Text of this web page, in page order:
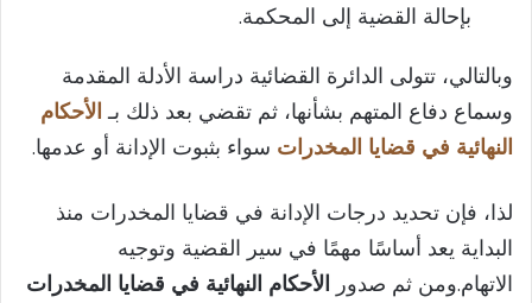
بإحالة القضية إلى المحكمة.
وبالتالي، تتولى الدائرة القضائية دراسة الأدلة المقدمة
وسماع دفاع المتهم بشأنها، ثم تقضي بعد ذلك بـ الأحكام
النهائية في قضايا المخدرات سواء بثبوت الإدانة أو عدمها.
لذا، فإن تحديد درجات الإدانة في قضايا المخدرات منذ
البداية يعد أساسًا مهمًا في سير القضية وتوجيه
الاتهام.ومن ثم صدور الأحكام النهائية في قضايا المخدرات